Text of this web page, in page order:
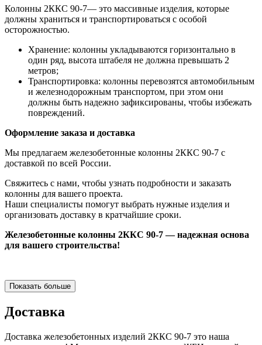
Колонны 2ККС 90-7— это массивные изделия, которые
должны храниться и транспортироваться с особой
осторожностью.
Хранение: колонны укладываются горизонтально в
один ряд, высота штабеля не должна превышать 2
метров;
Транспортировка: колонны перевозятся автомобильным
и железнодорожным транспортом, при этом они
должны быть надежно зафиксированы, чтобы избежать
повреждений.
Оформление заказа и доставка
Мы предлагаем железобетонные колонны 2ККС 90-7 с
доставкой по всей России.
Свяжитесь с нами, чтобы узнать подробности и заказать
колонны для вашего проекта.
Наши специалисты помогут выбрать нужные изделия и
организовать доставку в кратчайшие сроки.
Железобетонные колонны 2ККС 90-7 — надежная основа
для вашего строительства!
Показать больше
Доставка
Доставка железобетонных изделий 2ККС 90-7 это наша